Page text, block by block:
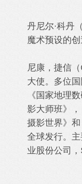
丹尼尔·科丹
魔术预设的
尼康，捷信
大使。多位
《国家地理
影大师班》
摄影世界》
全球发行。
业股份公司，